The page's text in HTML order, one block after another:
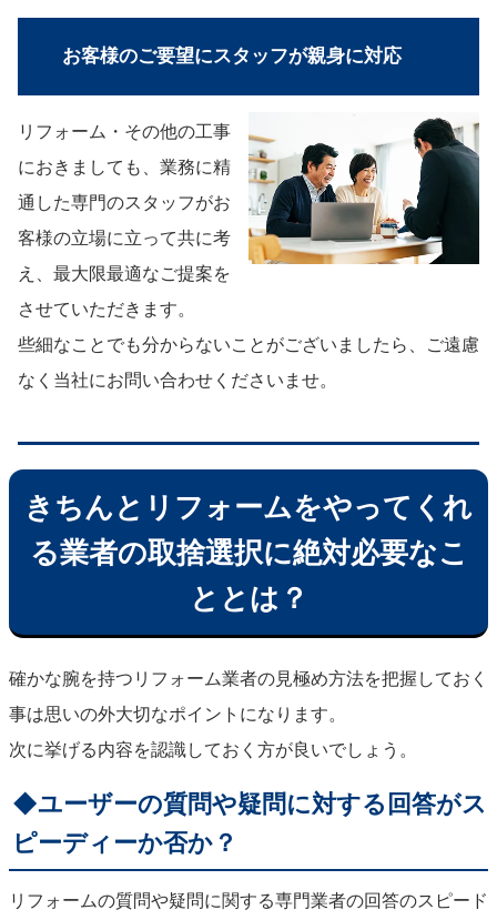
お客様のご要望にスタッフが親身に対応
リフォーム・その他の工事
におきましても、業務に精
通した専門のスタッフがお
客様の立場に立って共に考
え、最大限最適なご提案を
させていただきます。
些細なことでも分からないことがございましたら、ご遠慮
なく当社にお問い合わせくださいませ。
きちんとリフォームをやってくれ
る業者の取捨選択に絶対必要なこ
ととは？
確かな腕を持つリフォーム業者の見極め方法を把握しておく
事は思いの外大切なポイントになります。
次に挙げる内容を認識しておく方が良いでしょう。
◆ユーザーの質問や疑問に対する回答がス
ピーディーか否か？
リフォームの質問や疑問に関する専門業者の回答のスピード